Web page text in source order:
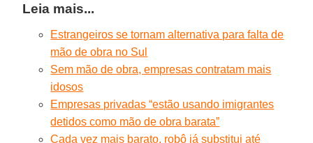
Leia mais...
Estrangeiros se tornam alternativa para falta de
mão de obra no Sul
Sem mão de obra, empresas contratam mais
idosos
Empresas privadas “estão usando imigrantes
detidos como mão de obra barata”
Cada vez mais barato, robô já substitui até